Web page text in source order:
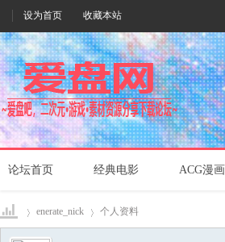
设为首页 收藏本站
论坛首页 经典电影 ACG漫画
enerate_nick 个人资料